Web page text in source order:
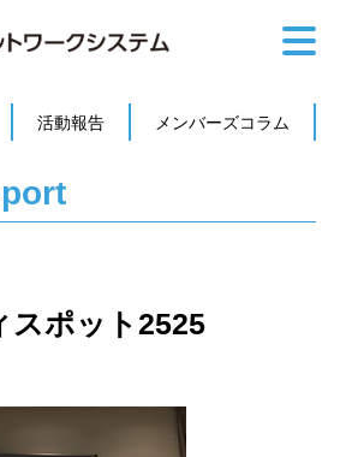
活動報告 メンバーズコラム
スポット2525